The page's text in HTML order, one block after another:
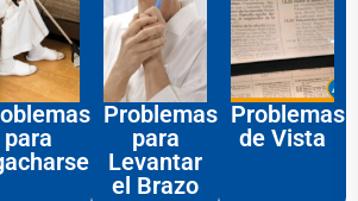
para
Problemas
para
Levantar
el Brazo
Problemas
de Vista